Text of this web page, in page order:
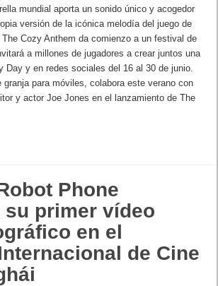
mundial aporta un sonido único y acogedor
versión de la icónica melodía del juego de
Cozy Anthem da comienzo a un festival de
a millones de jugadores a crear juntos una
Day y en redes sociales del 16 al 30 de junio.
granja para móviles, colabora este verano con
y actor Joe Jones en el lanzamiento de The
Phone
su primer vídeo
en el
de Cine